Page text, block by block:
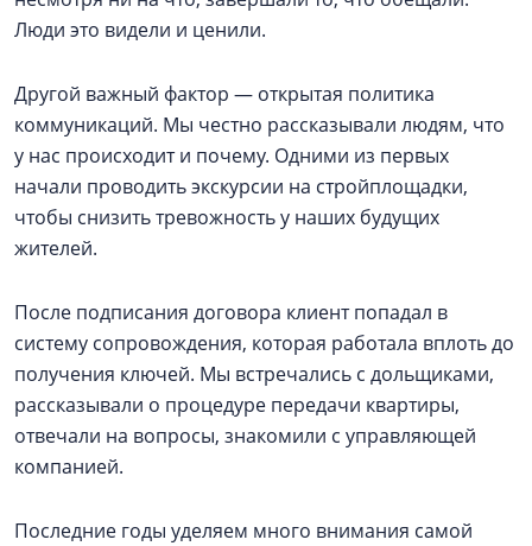
Люди это видели и ценили.
Другой важный фактор — открытая политика
коммуникаций. Мы честно рассказывали людям, что
у нас происходит и почему. Одними из первых
начали проводить экскурсии на стройплощадки,
чтобы снизить тревожность у наших будущих
жителей.
После подписания договора клиент попадал в
систему сопровождения, которая работала вплоть до
получения ключей. Мы встречались с дольщиками,
рассказывали о процедуре передачи квартиры,
отвечали на вопросы, знакомили с управляющей
компанией.
Последние годы уделяем много внимания самой